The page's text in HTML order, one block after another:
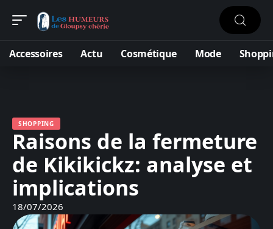
Accessoires Actu Cosmétique Mode
SHOPPING
Raisons de la fermeture
de Kikikickz: analyse et
implications
18/07/2026